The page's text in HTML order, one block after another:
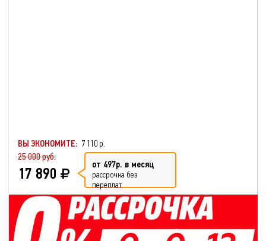
ВЫ ЭКОНОМИТЕ: 7 110 р.
25 000 руб.
17 890 от 497р. в месяц
рассрочка без
переплат